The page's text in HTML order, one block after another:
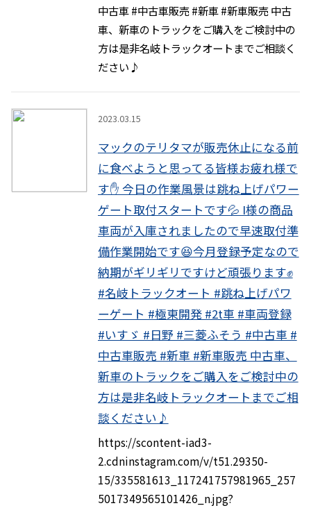
中古車 #中古車販売 #新車 #新車販売 中古
車、新車のトラックをご購入をご検討中の
方は是非名岐トラックオートまでご相談く
ださい♪
2023.03.15
マックのテリタマが販売休止になる前
に食べようと思ってる皆様お疲れ様で
す✋ 今日の作業風景は跳ね上げパワー
ゲート取付スタートです💦 I様の商品
車両が入庫されましたので早速取付準
備作業開始です😆今月登録予定なので
納期がギリギリですけど頑張ります✊
#名岐トラックオート #跳ね上げパワ
ーゲート #極東開発 #2t車 #車両登録
#いすゞ #日野 #三菱ふそう #中古車 #
中古車販売 #新車 #新車販売 中古車、
新車のトラックをご購入をご検討中の
方は是非名岐トラックオートまでご相
談ください♪
https://scontent-iad3-
2.cdninstagram.com/v/t51.29350-
15/335581613_117241757981965_257
5017349565101426_n.jpg?